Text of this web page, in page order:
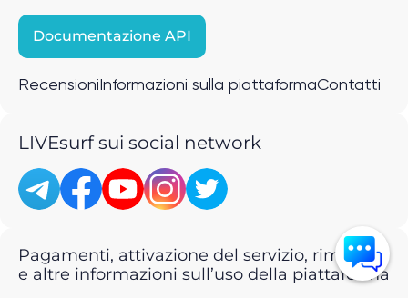
Documentazione API
Recensioni Informazioni sulla piattaformaContatti
LIVEsurf sui social network
Pagamenti, attivazione del servizio, rimborsi
e altre informazioni sull’uso della piattaforma